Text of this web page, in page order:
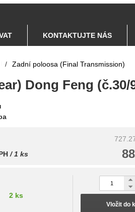
KONTAKTUJTE NÁS
/ Zadní poloosa (Final Transmission)
Dong Feng (č.30/
/ 1 ks
2 ks
Vložit do